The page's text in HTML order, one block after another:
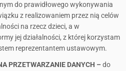
do prawidłowego wykonywania
z realizowaniem przez nią celów
na rzecz dzieci, a w
jej działalności, z której korzystam
reprezentantem ustawowym.
PRZETWARZANIE DANYCH – do